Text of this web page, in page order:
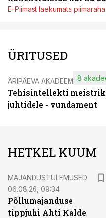
E-Piimast laekumata
ÜRITUSED
ÄRIPÄEVA AKADEEMIA
Tehisintellekti
juhtidele - vundament
8
HETKEL KUUM
MAJANDUSTULEMUSED
06.08.26, 09:34
Põllumajanduse
tippjuhi Ahti Kalde